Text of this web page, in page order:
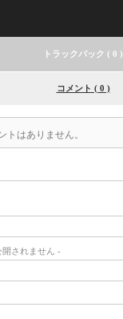
トラックバック ( 0 )
コメント ( 0 )
トはありません。
されません -